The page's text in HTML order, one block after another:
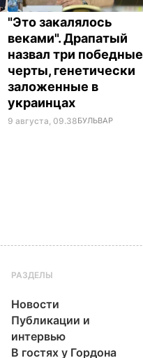
"Это закалялось
веками". Драпатый
назвал три победные
черты, генетически
заложенные в
украинцах
9 августа, 09.38БУЛЬВАР
РАЗДЕЛЫ
Новости
Публикации и
интервью
В гостях у Гордона